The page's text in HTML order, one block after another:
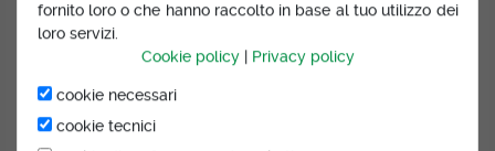
Voto:5.00 / 5.00
da Azienda Agricola Leutaria il 22 agosto 2017
sinceramente non posso pretendere di MEGLIO. Professionalità
e serietà in tutta la gestione RAPIDISSIMA dell'ordine
Leggi tutto...
fornito loro o che hanno raccolto in base al tuo utilizzo dei
loro servizi.
Cookie policy| Privacy policy
cookie necessari
cookie tecnici